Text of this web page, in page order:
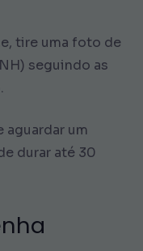
tire uma foto de
seguindo as
aguardar um
durar até 30